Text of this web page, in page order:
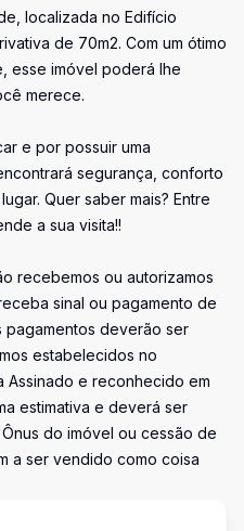
localizada no Edifício
de 70m2. Com um ótimo
esse imóvel poderá lhe
merece.
e por possuir uma
segurança, conforto
Quer saber mais? Entre
a sua visita!!
recebemos ou autorizamos
sinal ou pagamento de
pagamentos deverão ser
estabelecidos no
Assinado e reconhecido em
estimativa e deverá ser
do imóvel ou cessão de
a ser vendido como coisa